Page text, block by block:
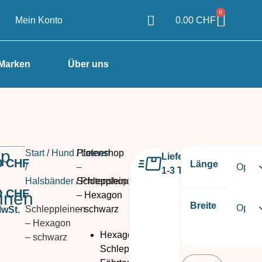
Mein Konto 0.00 CHF
0
Marken Über uns
CHF
CHF
Start/ Hund /Leinen
/
Halsbänder/ Pfotenshop
–
Schleppleinen
– Hexagon
– schwarz
Pfotenshop
–
Schleppleinen
– Hexagon
– schwarz
Hexagon,
Schleppleine,
Lieferzeit
1-3 Tage
Länge
Breite